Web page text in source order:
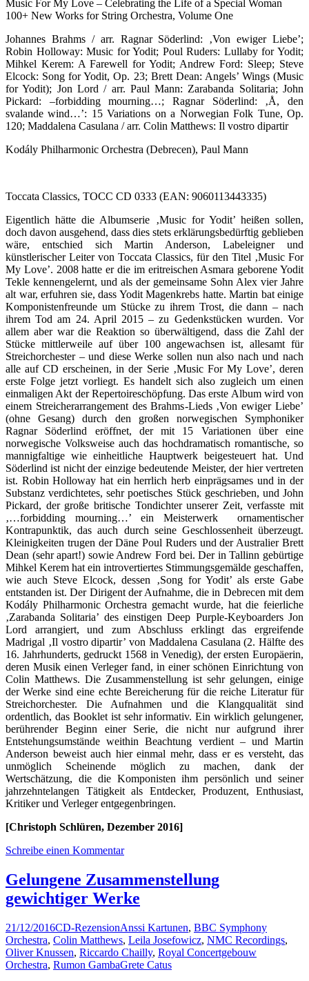
Music For My Love – Celebrating the Life of a Special Woman
100+ New Works for String Orchestra, Volume One
Johannes Brahms / arr. Ragnar Söderlind: ‚Von ewiger Liebe’;
Robin Holloway: Music for Yodit; Poul Ruders: Lullaby for Yodit;
Mihkel Kerem: A Farewell for Yodit; Andrew Ford: Sleep; Steve
Elcock: Song for Yodit, Op. 23; Brett Dean: Angels’ Wings (Music
for Yodit); Jon Lord / arr. Paul Mann: Zarabanda Solitaria; John
Pickard: –forbidding mourning…; Ragnar Söderlind: ‚Å, den
svalande wind…’: 15 Variations on a Norwegian Folk Tune, Op.
120; Maddalena Casulana / arr. Colin Matthews: Il vostro dipartir
Kodály Philharmonic Orchestra (Debrecen), Paul Mann
Toccata Classics, TOCC CD 0333 (EAN: 9060113443335)
Eigentlich hätte die Albumserie ‚Music for Yodit’ heißen sollen,
doch davon ausgehend, dass dies stets erklärungsbedürftig geblieben
wäre, entschied sich Martin Anderson, Labeleigner und
künstlerischer Leiter von Toccata Classics, für den Titel ‚Music For
My Love’. 2008 hatte er die im eritreischen Asmara geborene Yodit
Tekle kennengelernt, und als der gemeinsame Sohn Alex vier Jahre
alt war, erfuhren sie, dass Yodit Magenkrebs hatte. Martin bat einige
Komponistenfreunde um Stücke zu ihrem Trost, die dann – nach
ihrem Tod am 24. April 2015 – zu Gedenkstücken wurden. Vor
allem aber war die Reaktion so überwältigend, dass die Zahl der
Stücke mittlerweile auf über 100 angewachsen ist, allesamt für
Streichorchester – und diese Werke sollen nun also nach und nach
alle auf CD erscheinen, in der Serie ‚Music For My Love’, deren
erste Folge jetzt vorliegt. Es handelt sich also zugleich um einen
einmaligen Akt der Repertoireschöpfung. Das erste Album wird von
einem Streicherarrangement des Brahms-Lieds ‚Von ewiger Liebe’
(ohne Gesang) durch den großen norwegischen Symphoniker
Ragnar Söderlind eröffnet, der mit 15 Variationen über eine
norwegische Volksweise auch das hochdramatisch romantische, so
mannigfaltige wie einheitliche Hauptwerk beigesteuert hat. Und
Söderlind ist nicht der einzige bedeutende Meister, der hier vertreten
ist. Robin Holloway hat ein herrlich herb einprägsames und in der
Substanz verdichtetes, sehr poetisches Stück geschrieben, und John
Pickard, der große britische Tondichter unserer Zeit, verfasste mit
‚…forbidding mourning…’ ein Meisterwerk ornamentischer
Kontrapunktik, das auch durch seine Geschlossenheit überzeugt.
Kleinigkeiten trugen der Däne Poul Ruders und der Australier Brett
Dean (sehr apart!) sowie Andrew Ford bei. Der in Tallinn gebürtige
Mihkel Kerem hat ein introvertiertes Stimmungsgemälde geschaffen,
wie auch Steve Elcock, dessen ‚Song for Yodit’ als erste Gabe
entstanden ist. Der Dirigent der Aufnahme, die in Debrecen mit dem
Kodály Philharmonic Orchestra gemacht wurde, hat die feierliche
‚Zarabanda Solitaria’ des einstigen Deep Purple-Keyboarders Jon
Lord arrangiert, und zum Abschluss erklingt das ergreifende
Madrigal ‚Il vostro dipartir’ von Maddalena Casulana (2. Hälfte des
16. Jahrhunderts, gedruckt 1568 in Venedig), der ersten Europäerin,
deren Musik einen Verleger fand, in einer schönen Einrichtung von
Colin Matthews. Die Zusammenstellung ist sehr gelungen, einige
der Werke sind eine echte Bereicherung für die reiche Literatur für
Streichorchester. Die Aufnahmen und die Klangqualität sind
ordentlich, das Booklet ist sehr informativ. Ein wirklich gelungener,
berührender Beginn einer Serie, die nicht nur aufgrund ihrer
Entstehungsumstände weithin Beachtung verdient – und Martin
Anderson beweist auch hier einmal mehr, dass er es versteht, das
unmöglich Scheinende möglich zu machen, dank der
Wertschätzung, die die Komponisten ihm persönlich und seiner
jahrzehntelangen Tätigkeit als Entdecker, Produzent, Enthusiast,
Kritiker und Verleger entgegenbringen.
[Christoph Schlüren, Dezember 2016]
Schreibe einen Kommentar
Gelungene Zusammenstellung
gewichtiger Werke
21/12/2016CD-RezensionAnssi Kartunen, BBC Symphony
Orchestra, Colin Matthews, Leila Josefowicz, NMC Recordings,
Oliver Knussen, Riccardo Chailly, Royal Concertgebouw
Orchestra, Rumon GambaGrete Catus